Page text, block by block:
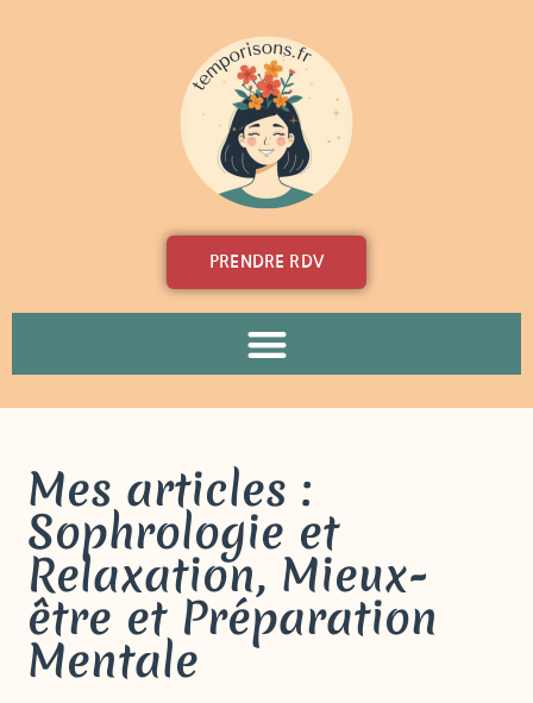
PRENDRE RDV
Mes articles :
Sophrologie et
Relaxation, Mieux-
être et Préparation
Mentale